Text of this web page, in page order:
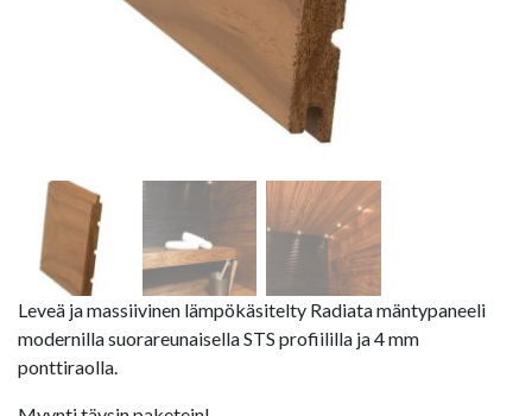
Leveä ja massiivinen lämpökäsitelty Radiata mäntypaneeli
modernilla suorareunaisella STS profiililla ja 4 mm
ponttiraolla.